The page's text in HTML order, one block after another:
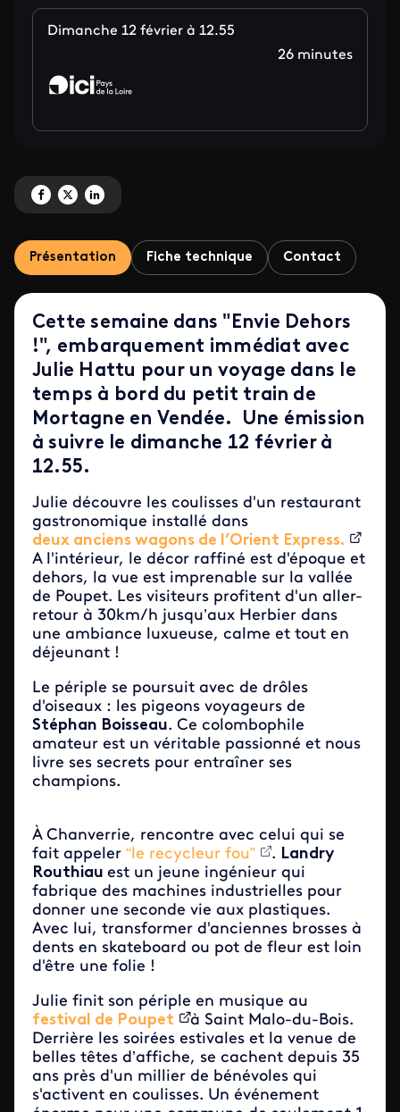
Dimanche 12 février à 12.55
26 minutes
Partagez 'Envie Dehors ! ' sur Facebook
Partagez 'Envie Dehors ! ' sur X
Partagez 'Envie Dehors ! ' sur LinkedIn
Présentation Fiche technique Contact
Cette semaine dans "Envie Dehors
!", embarquement immédiat avec
Julie Hattu pour un voyage dans le
temps à bord du petit train de
Mortagne en Vendée. Une émission
à suivre le dimanche 12 février à
12.55.
Julie découvre les coulisses d'un restaurant
gastronomique installé dans
deux anciens wagons de l’Orient Express.
A l'intérieur, le décor raffiné est d'époque et
dehors, la vue est imprenable sur la vallée
de Poupet. Les visiteurs profitent d'un aller-
retour à 30km/h jusqu’aux Herbier dans
une ambiance luxueuse, calme et tout en
déjeunant !
Le périple se poursuit avec de drôles
d'oiseaux : les pigeons voyageurs de
Stéphan Boisseau. Ce colombophile
amateur est un véritable passionné et nous
livre ses secrets pour entraîner ses
champions.
À Chanverrie, rencontre avec celui qui se
fait appeler “le recycleur fou” . Landry
Routhiau est un jeune ingénieur qui
fabrique des machines industrielles pour
donner une seconde vie aux plastiques.
Avec lui, transformer d'anciennes brosses à
dents en skateboard ou pot de fleur est loin
d'être une folie !
Julie finit son périple en musique au
festival de Poupet
à Saint Malo-du-Bois.
Derrière les soirées estivales et la venue de
belles têtes d’affiche, se cachent depuis 35
ans près d'un millier de bénévoles qui
s'activent en coulisses. Un événement